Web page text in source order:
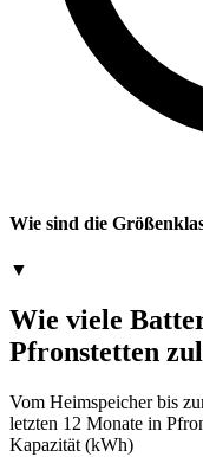
Wie sind die
▼
Wie viele
Pfronstetten
Vom Heimspeicher bis
letzten 12 Monate in
Kapazität (kWh)